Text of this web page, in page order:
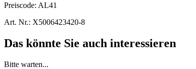
Preiscode: AL41
Art. Nr.: X5006423420-8
Das könnte Sie auch interessieren
Bitte warten...